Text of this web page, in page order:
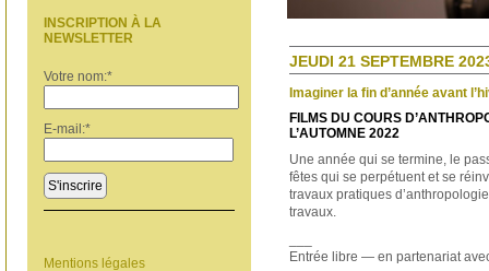
INSCRIPTION À LA
NEWSLETTER
Votre nom:*
E-mail:*
S'inscrire
Mentions légales
JEUDI 21 SEPTEMBRE
Imaginer la fin d’année avant
FILMS DU COURS
L’AUTOMNE 2022
Une année qui se termine, le
fêtes qui se perpétuent et se
travaux pratiques
travaux.
Entrée libre — en partenariat